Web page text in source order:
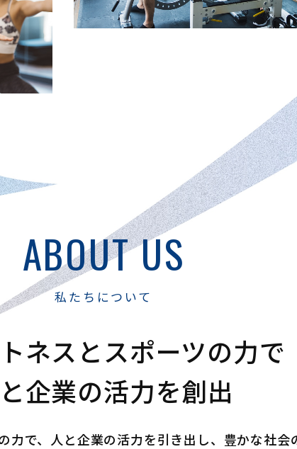
ABOUT US
私たちについて
ネスとスポーツの力で
企業の活力を創出
で、 人と企業の活力を引き出し、豊かな社会